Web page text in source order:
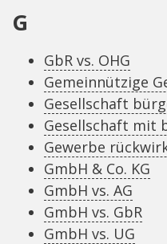
G
GbR vs. OHG
Gemeinnützige
Gesellschaft
Gesellschaft mit
Gewerbe
GmbH & Co. KG
GmbH vs. AG
GmbH vs. GbR
GmbH vs. UG